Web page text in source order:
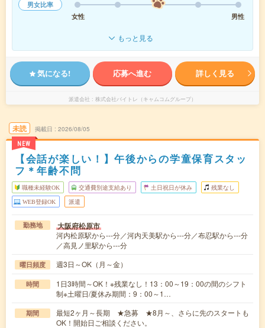
男女比率
女性
男性
もっと見る
気になる! 応募へ進む 詳しく見る
派遣会社 株式会社バイトレ（キャムコムグループ）
未読
NEW
掲載日 2026/08/05
【会話が楽しい！】午後からの学童保育スタッ
フ＊年齢不問
職種未経験OK 交通費別途支給あり 土日祝日が休み 残業なし
WEB登録OK 派遣
勤務地 大阪府松原市
河内松原駅から---分／河内天美駅から---分／布忍駅から---分
／高見ノ里駅から---分
曜日頻度 週3日～OK（月～金）
時間
1日3時間～OK！※残業なし！13：00～19：00の間のシフト
制※土曜日/夏休み期間：9：00～1…
期間
最短2ヶ月～長期 ★急募 ★8月～、さらに先のスタートも
OK！開始日ご相談ください。